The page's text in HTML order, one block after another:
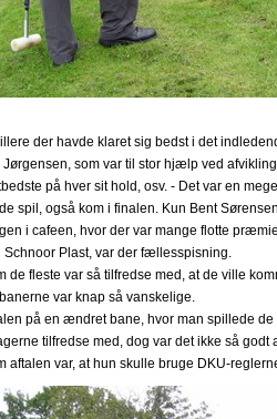
der havde klaret sig bedst i det
Jørgensen, som var til stor hjælp ved
på hver sit hold, osv. - Det var en
spil, også kom i finalen. Kun Bent
i cafeen, hvor der var mange flotte
Schnoor Plast, var der fællesspisning.
de fleste var så tilfredse med, at de ville
var knap så vanskelige.
på en ændret bane, hvor man spillede
tilfredse med, dog var det ikke så
aftalen var, at hun skulle bruge DKU-